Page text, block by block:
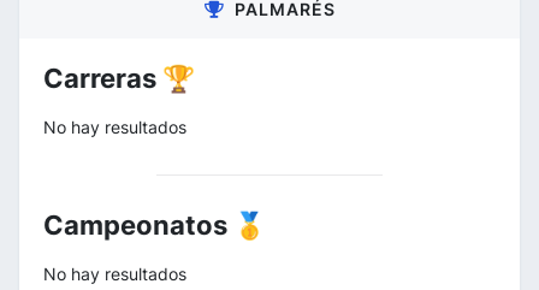
PALMARÉS
Carreras 🏆
No hay resultados
Campeonatos 🥇
No hay resultados